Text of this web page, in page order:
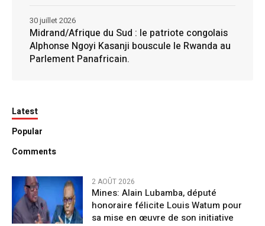
Midrand/Afrique du Sud : le patriote congolais
Alphonse Ngoyi Kasanji bouscule le Rwanda au
Parlement Panafricain.
30 juillet 2026
Latest
Popular
Comments
2 AOÛT 2026
Mines: Alain Lubamba, député
honoraire félicite Louis Watum pour
sa mise en œuvre de son initiative